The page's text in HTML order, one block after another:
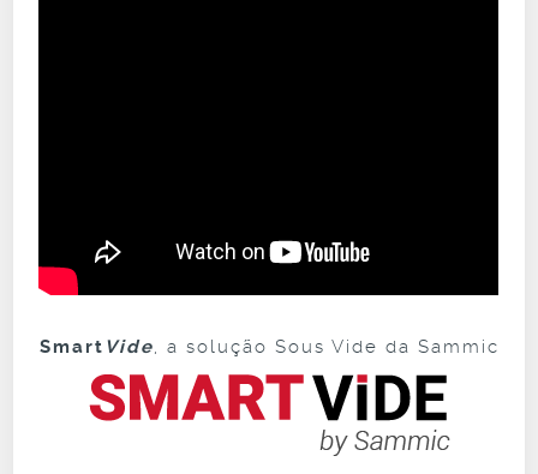
Smart Vide , a solução Sous Vide da Sammic